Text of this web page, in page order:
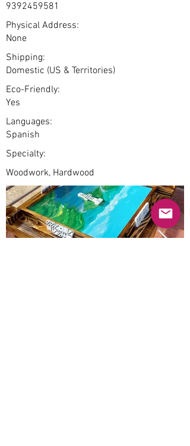
9392459581
Physical Address:
None
Shipping:
Domestic (US & Territories)
Eco-Friendly:
Yes
Languages:
Spanish
Specialty:
Woodwork, Hardwood